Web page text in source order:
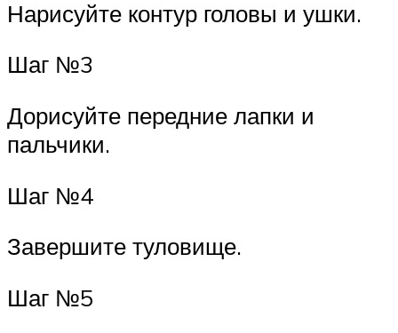
Нарисуйте контур головы и ушки.
Шаг №3
Дорисуйте передние лапки и
пальчики.
Шаг №4
Завершите туловище.
Шаг №5